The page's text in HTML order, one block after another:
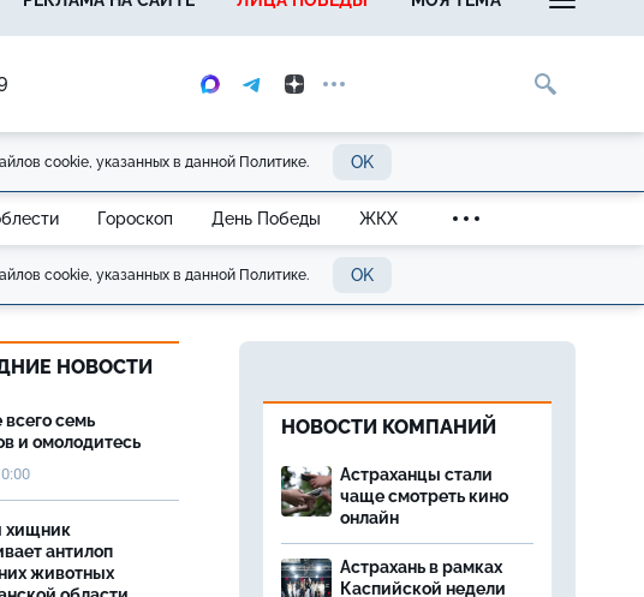
cookie, указанных в данной Политике. OK
Гороскоп День Победы ЖКХ
cookie, указанных в данной Политике. OK
НОВОСТИ
всего семь
и омолодитесь
хищник
антилоп
животных
НОВОСТИ КОМПАНИЙ
Астраханцы стали
чаще смотреть кино
онлайн
Астрахань в рамках
Каспийской недели